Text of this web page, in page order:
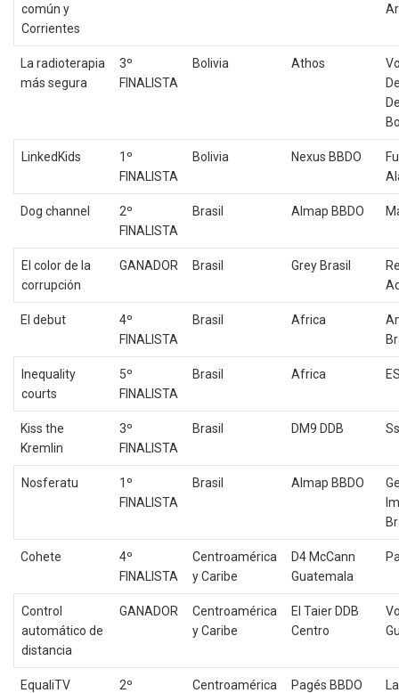
común y
Corrientes
La radioterapia
más segura
3º
FINALISTA
Bolivia Athos
LinkedKids
1º
FINALISTA
Bolivia Nexus BBDO
Dog channel
2º
FINALISTA
Brasil Almap BBDO
El color de la
corrupción
GANADOR Brasil Grey Brasil
El debut
4º
FINALISTA
Brasil Africa
Inequality
courts
5º
FINALISTA
Brasil Africa
Kiss the
Kremlin
3º
FINALISTA
Brasil DM9 DDB
Nosferatu
1º
FINALISTA
Brasil Almap BBDO
Cohete
4º
FINALISTA
Centroamérica
y Caribe
D4 McCann
Guatemala
Control
automático de
distancia
GANADOR
Centroamérica
y Caribe
El Taier DDB
Centro
EqualiTV
2º
Centroamérica
Pagés BBDO